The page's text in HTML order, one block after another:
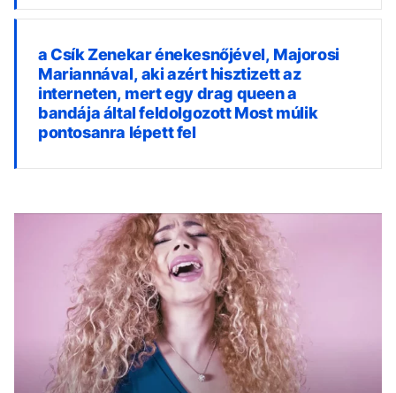
a Csík Zenekar énekesnőjével, Majorosi
Mariannával, aki azért hisztizett az
interneten, mert egy drag queen a
bandája által feldolgozott Most múlik
pontosanra lépett fel